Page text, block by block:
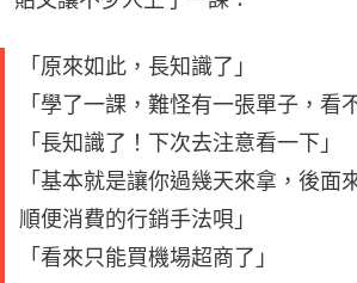
「原來如此，長知識了」
「學了一課，難怪有一張單子，看
「長知識了！下次去注意看一下」
「基本就是讓你過幾天來拿，後面
順便消費的行銷手法唄」
「看來只能買機場超商了」